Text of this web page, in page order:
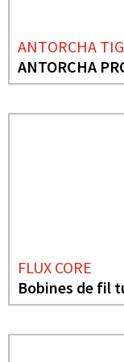
ANTORCHA TIG
ANTORCHA
FLUX CORE
Bobines de fil